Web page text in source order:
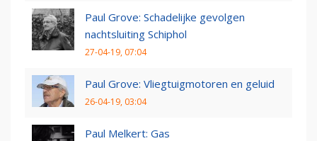
Paul Grove: Schadelijke gevolgen
nachtsluiting Schiphol
27-04-19, 07:04
Paul Grove: Vliegtuigmotoren en geluid
26-04-19, 03:04
Paul Melkert: Gas